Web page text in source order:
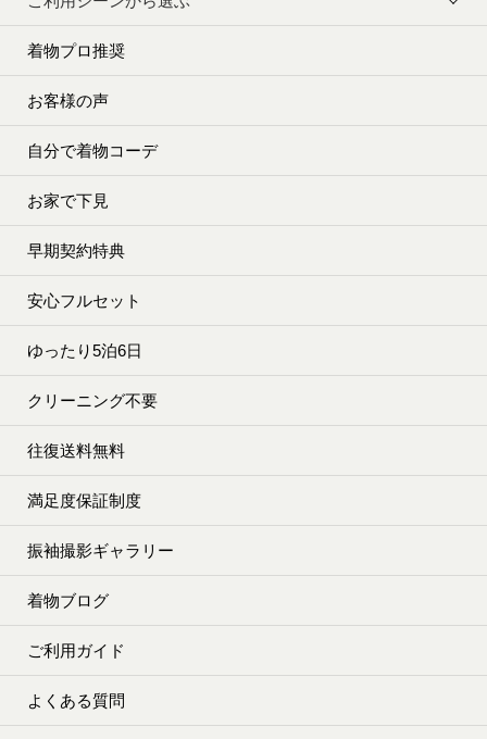
着物プロ推奨
お客様の声
自分で着物コーデ
お家で下見
早期契約特典
安心フルセット
ゆったり5泊6日
クリーニング不要
往復送料無料
満足度保証制度
振袖撮影ギャラリー
着物ブログ
ご利用ガイド
よくある質問